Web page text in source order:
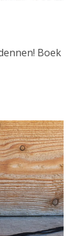
Boek